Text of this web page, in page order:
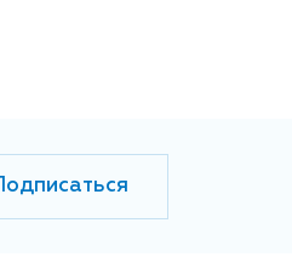
Подписаться